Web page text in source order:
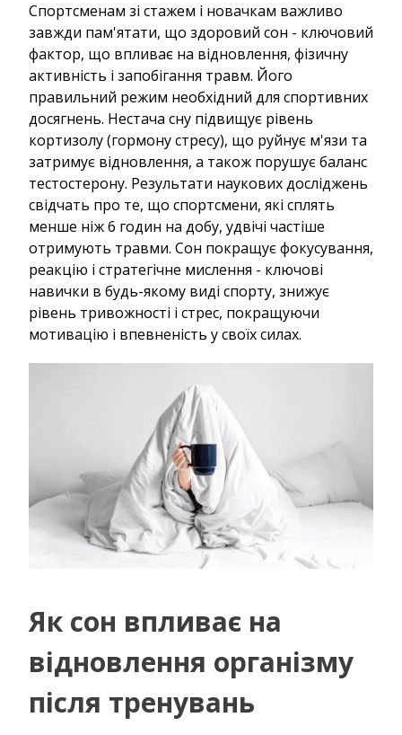
Спортсменам зі стажем і новачкам важливо
завжди пам'ятати, що здоровий сон - ключовий
фактор, що впливає на відновлення, фізичну
активність і запобігання травм. Його
правильний режим необхідний для спортивних
досягнень. Нестача сну підвищує рівень
кортизолу (гормону стресу), що руйнує м'язи та
затримує відновлення, а також порушує баланс
тестостерону. Результати наукових досліджень
свідчать про те, що спортсмени, які сплять
менше ніж 6 годин на добу, удвічі частіше
отримують травми. Сон покращує фокусування,
реакцію і стратегічне мислення - ключові
навички в будь-якому виді спорту, знижує
рівень тривожності і стрес, покращуючи
мотивацію і впевненість у своїх силах.
Як сон впливає на
відновлення організму
після тренувань